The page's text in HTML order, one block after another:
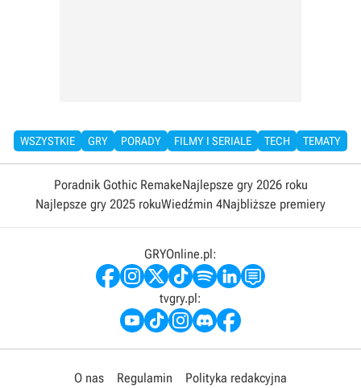
WSZYSTKIE GRY PORADY FILMY I SERIALE TECH TEMATY
Poradnik Gothic RemakeNajlepsze gry 2026 roku
Najlepsze gry 2025 rokuWiedźmin 4Najbliższe premiery
GRYOnline.pl:
tvgry.pl:
O nas Regulamin Polityka redakcyjna